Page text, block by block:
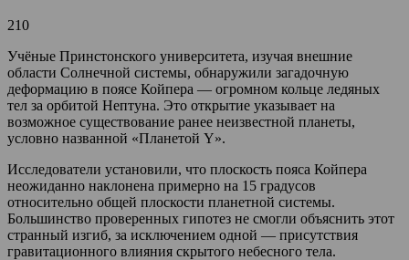
210
Учёные Принстонского университета, изучая внешние
области Солнечной системы, обнаружили загадочную
деформацию в поясе Койпера — огромном кольце ледяных
тел за орбитой Нептуна. Это открытие указывает на
возможное существование ранее неизвестной планеты,
условно названной «Планетой Y».
Исследователи установили, что плоскость пояса Койпера
неожиданно наклонена примерно на 15 градусов
относительно общей плоскости планетной системы.
Большинство проверенных гипотез не смогли объяснить этот
странный изгиб, за исключением одной — присутствия
гравитационного влияния скрытого небесного тела.